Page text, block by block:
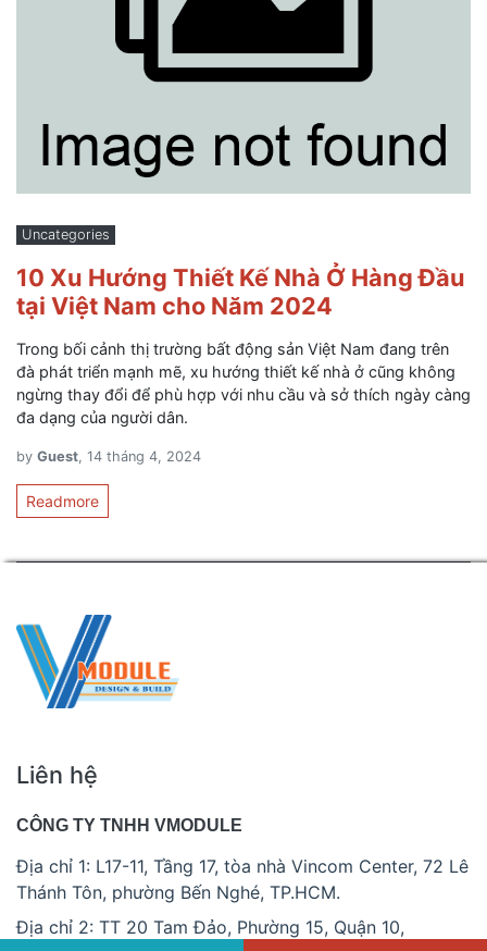
Uncategories
10 Xu Hướng Thiết Kế Nhà Ở Hàng Đầu
tại Việt Nam cho Năm 2024
Trong bối cảnh thị trường bất động sản Việt Nam đang trên
đà phát triển mạnh mẽ, xu hướng thiết kế nhà ở cũng không
ngừng thay đổi để phù hợp với nhu cầu và sở thích ngày càng
đa dạng của người dân.
by Guest, 14 tháng 4, 2024
Readmore
Liên hệ
CÔNG TY TNHH VMODULE
Địa chỉ 1: L17-11, Tầng 17, tòa nhà Vincom Center, 72 Lê
Thánh Tôn, phường Bến Nghé, TP.HCM.
Địa chỉ 2: TT 20 Tam Đảo, Phường 15, Quận 10,